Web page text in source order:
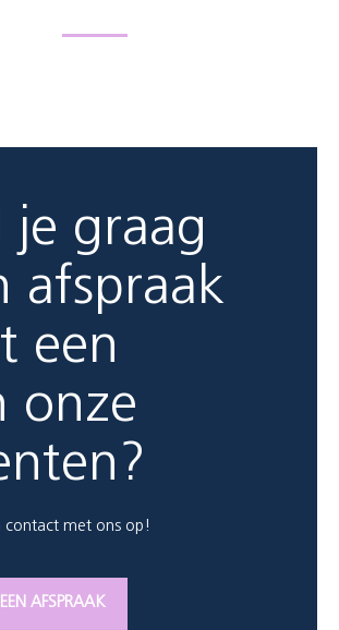
je graag
afspraak
een
onze
contact met ons op!
AFSPRAAK